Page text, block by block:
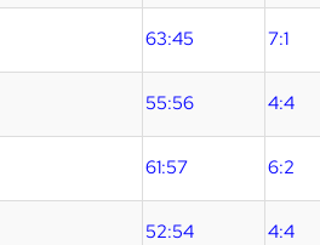
63:45 7:1
55:56 4:4
61:57 6:2
52:54 4:4